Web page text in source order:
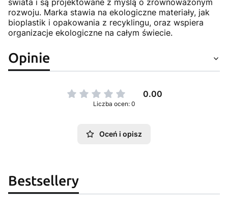
świata i są projektowane z myślą o zrównoważonym
rozwoju. Marka stawia na ekologiczne materiały, jak
bioplastik i opakowania z recyklingu, oraz wspiera
organizacje ekologiczne na całym świecie.
Opinie
0.00
Liczba ocen: 0
Oceń i opisz
Bestsellery